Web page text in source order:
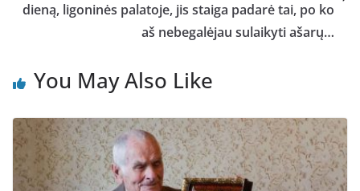
dieną, ligoninės palatoje, jis staiga padarė tai, po ko
aš nebegalėjau sulaikyti ašarų…
You May Also Like